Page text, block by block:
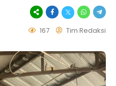
167 Tim Redaksi